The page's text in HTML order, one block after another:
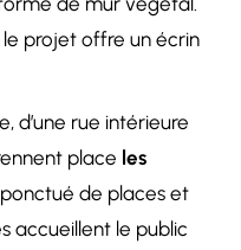
projet offre un écrin
d’une rue intérieure
place les
de places et
accueillent le public